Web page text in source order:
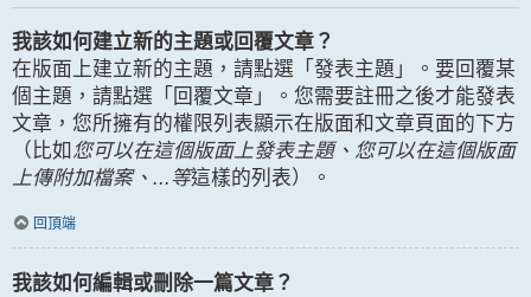
我該如何建立新的主題或回覆文章？
在版面上建立新的主題，請點選「發表主題」。要回覆某
個主題，請點選「回覆文章」。您需要註冊之後才能發表
文章，您所擁有的權限列表顯示在版面和文章頁面的下方
（比如 您可以在這個版面上發表主題、您可以在這個版面
上傳附加檔案、...等這樣的列表）。
回頂端
我該如何編輯或刪除一篇文章？